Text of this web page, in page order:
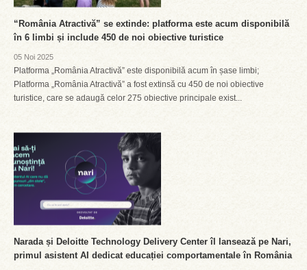
“România Atractivă” se extinde: platforma este acum disponibilă
în 6 limbi și include 450 de noi obiective turistice
05 Noi 2025
Platforma „România Atractivă” este disponibilă acum în șase limbi;
Platforma „România Atractivă” a fost extinsă cu 450 de noi obiective
turistice, care se adaugă celor 275 obiective principale exist...
Narada și Deloitte Technology Delivery Center îl lansează pe Nari,
primul asistent AI dedicat educației comportamentale în România